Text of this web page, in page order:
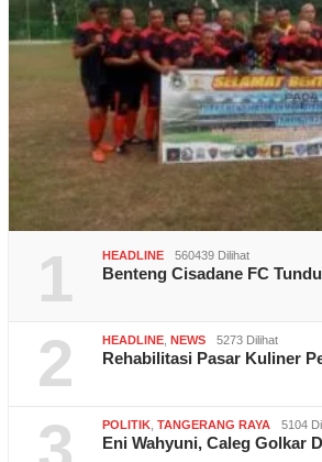
1 HEADLINE 560439 Dilihat
Benteng Cisadane FC
2 HEADLINE NEWS 5273 Dilihat
Rehabilitasi Pasar Kuliner
POLITIK TANGERANG RAYA 5104
Eni Wahyuni, Caleg Golkar